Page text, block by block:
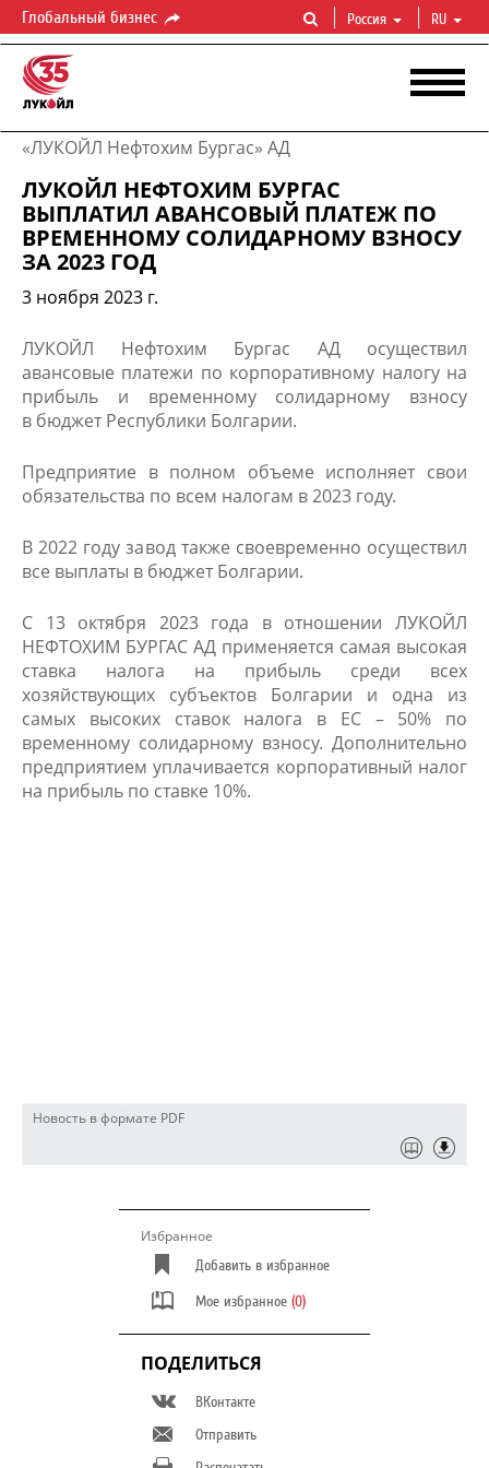
Глобальный бизнес Россия RU
«ЛУКОЙЛ Нефтохим Бургас» АД
ЛУКОЙЛ НЕФТОХИМ БУРГАС
ВЫПЛАТИЛ АВАНСОВЫЙ ПЛАТЕЖ ПО
ВРЕМЕННОМУ СОЛИДАРНОМУ ВЗНОСУ
ЗА 2023 ГОД
3 ноября 2023 г.
ЛУКОЙЛ Нефтохим Бургас АД осуществил
авансовые платежи по корпоративному налогу на
прибыль и временному солидарному взносу
в бюджет Республики Болгарии.
Предприятие в полном объеме исполняет свои
обязательства по всем налогам в 2023 году.
В 2022 году завод также своевременно осуществил
все выплаты в бюджет Болгарии. ​
С 13 октября 2023 года в отношении ЛУКОЙЛ
НЕФТОХИМ БУРГАС АД применяется самая высокая
ставка налога на прибыль среди всех
хозяйствующих субъектов Болгарии и одна из
самых высоких ставок налога в ЕС – 50% по
временному солидарному взносу. Дополнительно
предприятием уплачивается корпоративный налог
на прибыль по ставке 10%.
Новость в формате PDF
Избранное
Добавить в избранное
Мое избранное (0)
ПОДЕЛИТЬСЯ
ВКонтакте
Отправить